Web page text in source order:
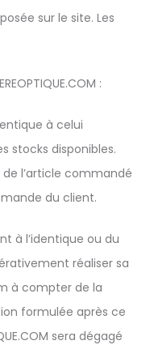
sur le site. Les
:
à celui
stocks disponibles.
l’article commandé
du client.
à l’identique ou du
réaliser sa
à compter de la
formulée après ce
sera dégagé